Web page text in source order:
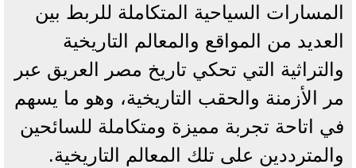
المسارات السياحية المتكاملة للربط بين
العديد من المواقع والمعالم التاريخية
والتراثية التي تحكي تاريخ مصر العريق عبر
مر الأزمنة والحقب التاريخية، وهو ما يسهم
في اتاحة تجربة مميزة ومتكاملة للسائحين
والمترددين على تلك المعالم التاريخية.